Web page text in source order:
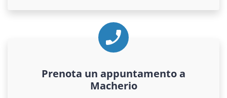
Prenota un appuntamento a
Macherio